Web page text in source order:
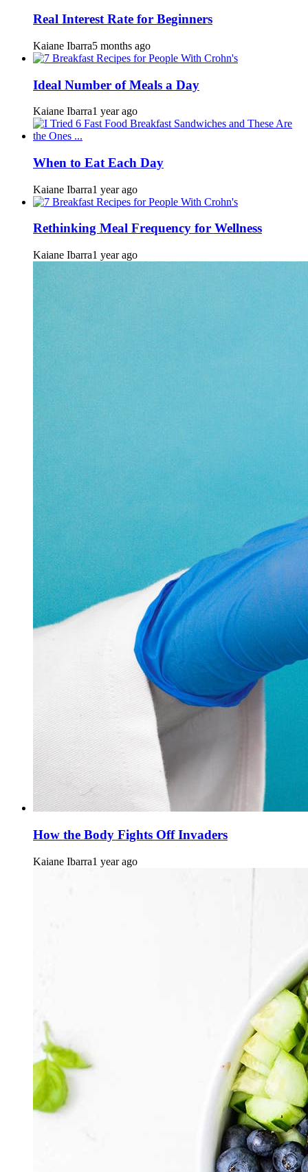
Real Interest Rate for Beginners
Kaiane Ibarra5 months ago
Ideal Number of Meals a Day
Kaiane Ibarra1 year ago
When to Eat Each Day
Kaiane Ibarra1 year ago
Rethinking Meal Frequency for Wellness
Kaiane Ibarra1 year ago
How the Body Fights Off Invaders
Kaiane Ibarra1 year ago